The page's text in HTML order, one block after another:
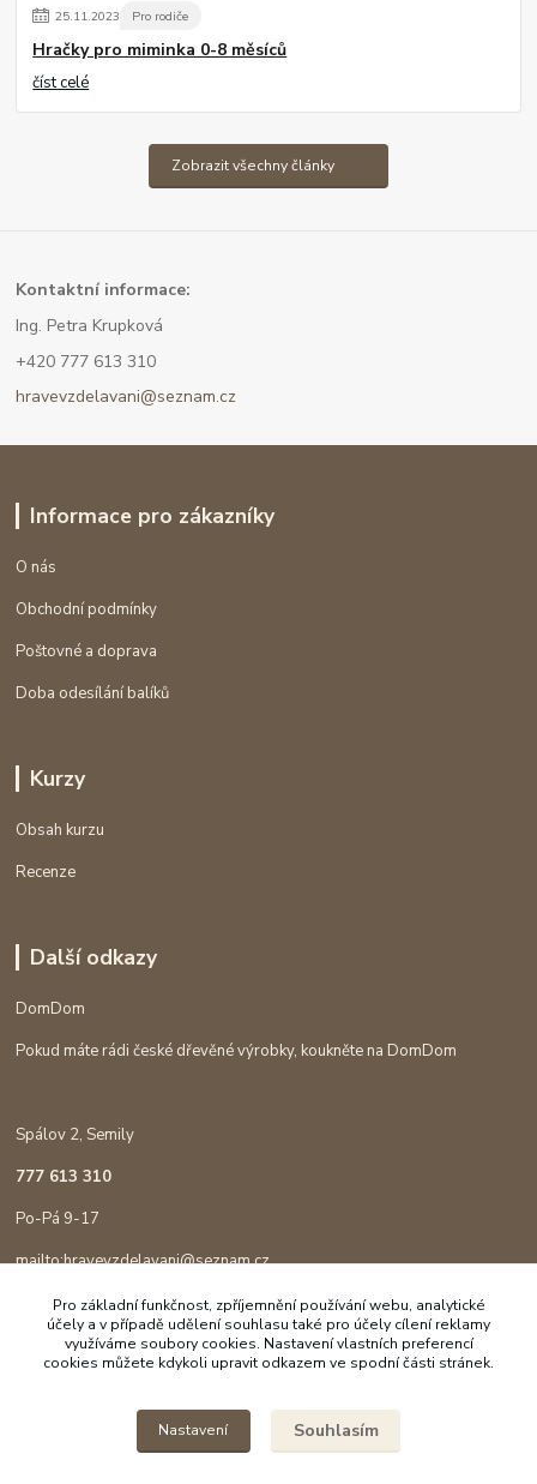
25.11.2023 Pro rodiče
Hračky pro miminka 0-8 měsíců
číst celé
Zobrazit všechny články
Kontaktní informace:
Ing. Petra Krupková
+420 777 613 310
hravevzdelavani@seznam.cz
Informace pro zákazníky
O nás
Obchodní podmínky
Poštovné a doprava
Doba odesílání balíků
Kurzy
Obsah kurzu
Recenze
Další odkazy
DomDom
Pokud máte rádi české dřevěné výrobky, koukněte na DomDom
Spálov 2, Semily
777 613 310
Po-Pá 9-17
mailto:hravevzdelavani@seznam.cz
Pro základní funkčnost, zpříjemnění používání webu, analytické
účely a v případě udělení souhlasu také pro účely cílení reklamy
využíváme soubory cookies. Nastavení vlastních preferencí
cookies můžete kdykoli upravit odkazem ve spodní části stránek.
Nastavení Souhlasím